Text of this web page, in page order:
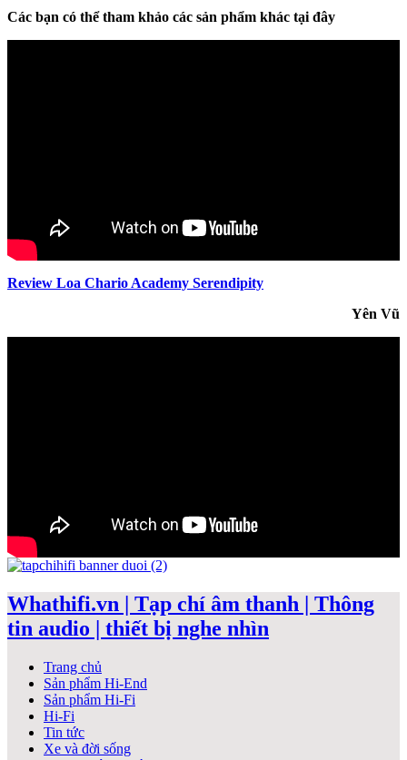
Các bạn có thể tham khảo các sản phẩm khác tại đây
Review Loa Chario Academy Serendipity
Yên Vũ
Whathifi.vn | Tạp chí âm thanh | Thông
tin audio | thiết bị nghe nhìn
Trang chủ
Sản phẩm Hi-End
Sản phẩm Hi-Fi
Hi-Fi
Tin tức
Xe và đời sống